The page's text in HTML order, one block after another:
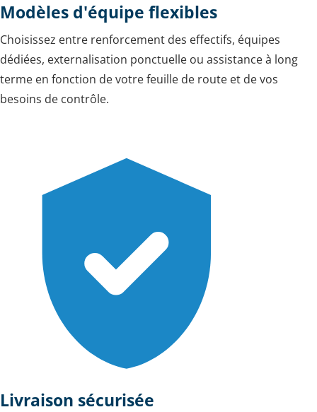
Modèles d'équipe flexibles
Choisissez entre renforcement des effectifs, équipes
dédiées, externalisation ponctuelle ou assistance à long
terme en fonction de votre feuille de route et de vos
besoins de contrôle.
Livraison sécurisée